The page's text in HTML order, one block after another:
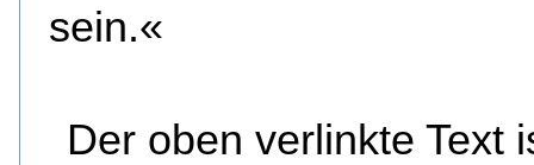
sein.«
Der oben verlinkte Text